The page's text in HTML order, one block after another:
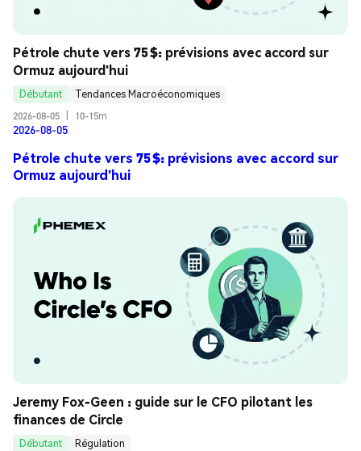
Pétrole chute vers 75 $: prévisions avec accord sur
Ormuz aujourd'hui
Débutant
Tendances Macroéconomiques
2026-08-05
10-15m
2026-08-05
Pétrole chute vers 75 $: prévisions avec accord sur
Ormuz aujourd'hui
Jeremy Fox-Geen : guide sur le CFO pilotant les
finances de Circle
Débutant
Régulation